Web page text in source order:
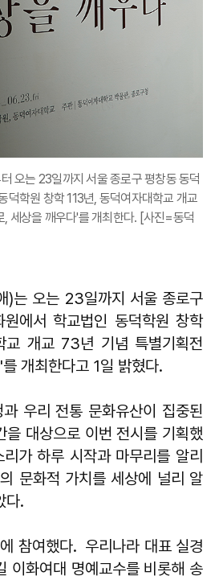
오는 23일까지 서울 종로구 평창동 동덕
덕학원 창학 113년, 동덕여자대학교 개교
세상을 깨우다'를 개최한다. [사진=동덕
)는 오는 23일까지 서울 종로구
원에서 학교법인 동덕학원 창학
교 개교 73년 기념 특별기획전
개최한다고 1일 밝혔다.
우리 전통 문화유산이 집중된
을 대상으로 이번 전시를 기획했
가 하루 시작과 마무리를 알리
문화적 가치를 세상에 널리 알
다.
참여했다. 우리나라 대표 실경
이화여대 명예교수를 비롯해 송